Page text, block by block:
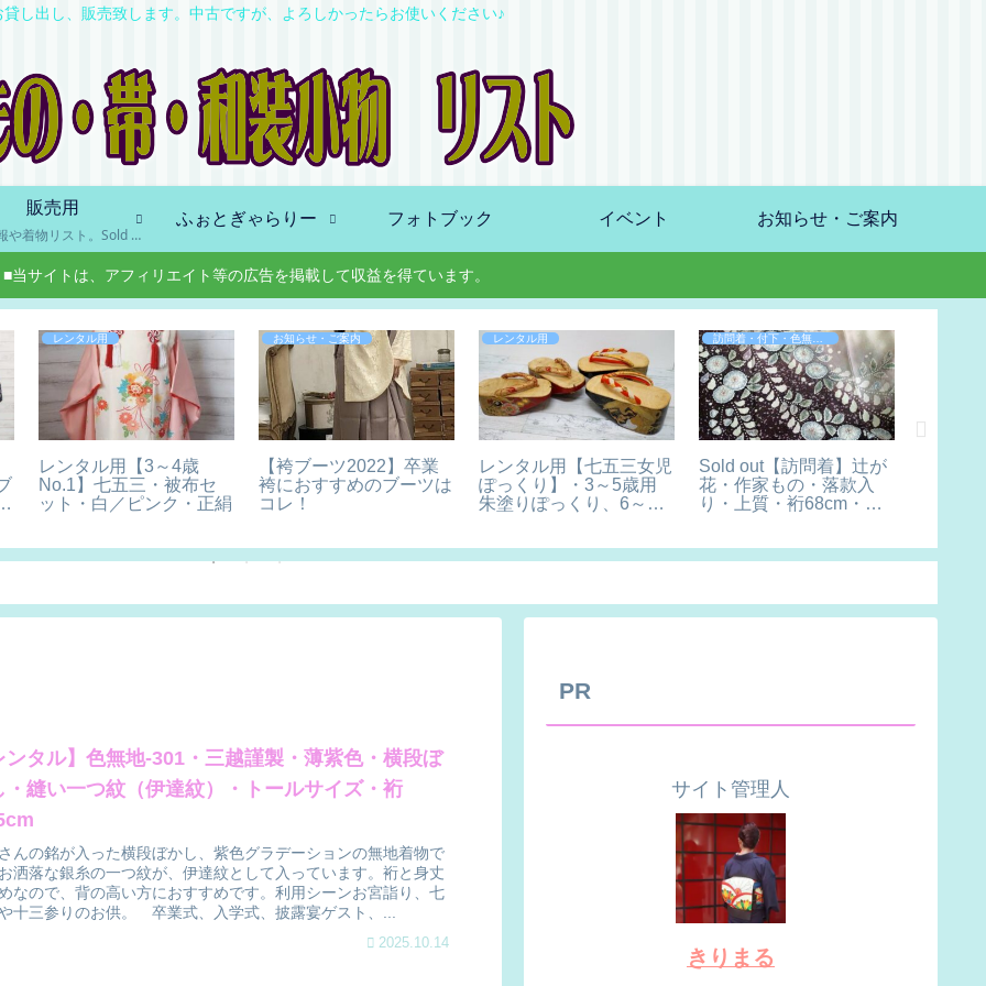
貸し出し、販売致します。中古ですが、よろしかったらお使いください♪
販売用
出品情報や着物リスト。Sold Outも含みます。
ふぉとぎゃらりー フォトブック イベント お知らせ・ご案内
■当サイトは、アフィリエイト等の広告を掲載して収益を得ています。
レンタル用
レンタル用【3～4歳
No.1】七五三・被布セ
ット・白／ピンク・正絹
お知らせ・ご案内
【袴ブーツ2022】卒業
袴におすすめのブーツは
コレ！
レンタル用
レンタル用【七五三女児
ぽっくり】・3～5歳用
朱塗りぽっくり、6～7
訪問着・付下・色無地など
Sold out【訪問着】辻が
花・作家もの・落款入
り・上質・裄68cm・販
ンタル】色無地-301・三越謹製・薄紫色・横段ぼ
・縫い一つ紋（伊達紋）・トールサイズ・裄
んの銘が入った横段ぼかし、紫色グラデーションの無地着物で
洒落な銀糸の一つ紋が、伊達紋として入っています。裄と身丈
なので、背の高い方におすすめです。利用シーンお宮詣り、七
十三参りのお供。 卒業式、入学式、披露宴ゲスト、...
2025.10.14
PR
サイト管理人
きりまる